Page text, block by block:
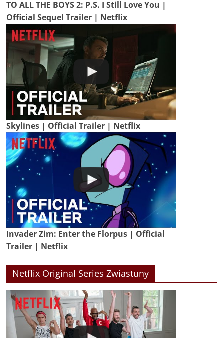
TO ALL THE BOYS 2: P.S. I Still Love You |
Official Sequel Trailer | Netflix
Skylines | Official Trailer | Netflix
Invader Zim: Enter the Florpus | Official
Trailer | Netflix
Netflix Original Series Zwiastuny